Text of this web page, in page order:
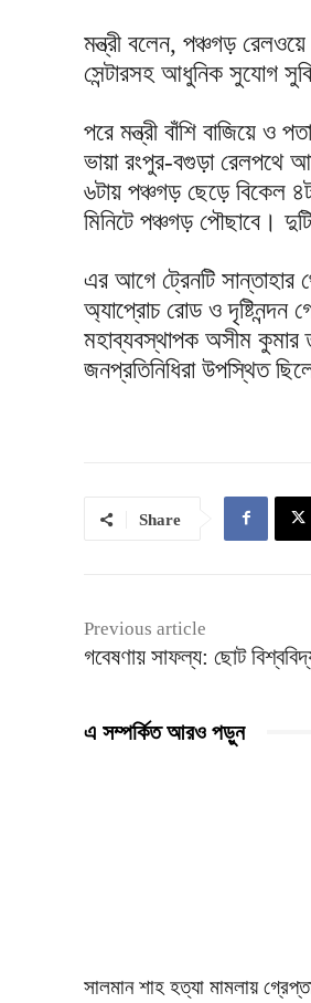
মন্ত্রী বলেন, পঞ্চগড় রেলওয়ে
সেন্টারসহ আধুনিক সুযোগ
পরে মন্ত্রী বাঁশি বাজিয়ে ও
ভায়া রংপুর-বগুড়া রেলপথে
৬টায় পঞ্চগড় ছেড়ে বিকেল
মিনিটে পঞ্চগড় পৌছাবে।
এর আগে ট্রেনটি সান্তাহার
অ্যাপ্রোচ রোড ও দৃষ্টিনন্দন
মহাব্যবস্থাপক অসীম কুমার
জনপ্রতিনিধিরা উপস্থিত
Share
Previous article
গবেষণায় সাফল্য: ছোট
এ সম্পর্কিত আরও পড়ুন
সালমান শাহ হত্যা মামলায়